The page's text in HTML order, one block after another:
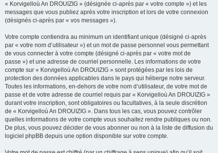
« Korvigelloù An DROUIZIG » (désignée ci-après par « votre compte ») et les
messages que vous publiez après votre inscription et lors de votre connexion
(désignés ci-après par « vos messages »).
Votre compte contiendra au minimum un identifiant unique (désigné ci-après
par « votre nom d’utilisateur ») et un mot de passe personnel vous permettant
de vous connecter à votre compte (désigné ci-après par « votre mot de
passe ») et une adresse de courriel personnelle. Les informations de votre
compte sur « Korvigelloù An DROUIZIG » sont protégées par les lois de
protection des données applicables dans le pays qui héberge notre serveur.
Toutes les informations, en-dehors de votre nom d’utilisateur, de votre mot de
passe et de votre adresse de courriel requis par « Korvigelloù An DROUIZIG »
durant votre inscription, sont obligatoires ou facultatives, à la seule discrétion
de « Korvigelloù An DROUIZIG ». Dans tous les cas, vous pouvez contrôler
quelles informations de votre compte vous souhaitez rendre publiques ou non.
De plus, vous pouvez décider de vous abonner ou non à la liste de diffusion du
logiciel phpBB depuis une option disponible sur votre compte.